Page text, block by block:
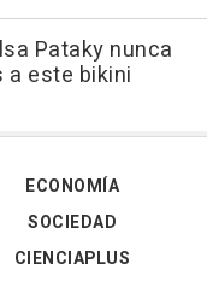
Pataky nunca
este bikini
ECONOMÍA
SOCIEDAD
CIENCIAPLUS